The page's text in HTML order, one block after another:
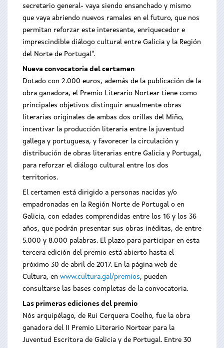
secretario general- vaya siendo ensanchado y mismo
que vaya abriendo nuevos ramales en el futuro, que nos
permitan reforzar este interesante, enriquecedor e
imprescindible diálogo cultural entre Galicia y la Región
del Norte de Portugal".
Nueva convocatoria del certamen
Dotado con 2.000 euros, además de la publicación de la
obra ganadora, el Premio Literario Nortear tiene como
principales objetivos distinguir anualmente obras
literarias originales de ambas dos orillas del Miño,
incentivar la producción literaria entre la juventud
gallega y portuguesa, y favorecer la circulación y
distribución de obras literarias entre Galicia y Portugal,
para reforzar el diálogo cultural entre los dos
territorios.
El certamen está dirigido a personas nacidas y/o
empadronadas en la Región Norte de Portugal o en
Galicia, con edades comprendidas entre los 16 y los 36
años, que podrán presentar sus obras inéditas, de entre
5.000 y 8.000 palabras. El plazo para participar en esta
tercera edición del premio está abierto hasta el
próximo 30 de abril de 2017. En la página web de
Cultura, en www.cultura.gal/premios, pueden
consultarse las bases completas de la convocatoria.
Las primeras ediciones del premio
Nós arquipélago, de Rui Cerquera Coelho, fue la obra
ganadora del II Premio Literario Nortear para la
Juventud Escritora de Galicia y de Portugal. Entre 30